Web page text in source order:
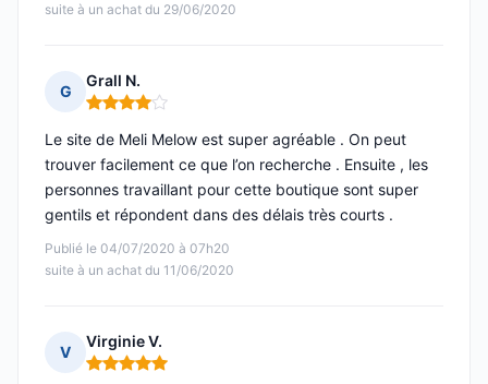
suite à un achat du 29/06/2020
G
Grall N.
Note : 4 sur 5
Publié le 04/07/2020 à 07h20
suite à un achat du 11/06/2020
Le site de Meli Melow est super agréable . On peut
trouver facilement ce que l’on recherche . Ensuite , les
personnes travaillant pour cette boutique sont super
gentils et répondent dans des délais très courts .
V
Virginie V.
Note : 5 sur 5